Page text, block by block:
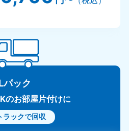
パック
のお部屋片付けに
ラックで回収